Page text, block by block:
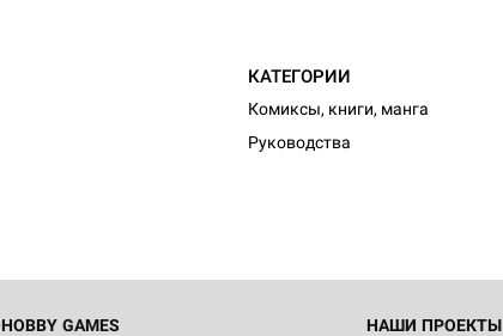
КАТЕГОРИИ
Комиксы, книги, манга
Руководства
HOBBY GAMES НАШИ ПРОЕКТЫ